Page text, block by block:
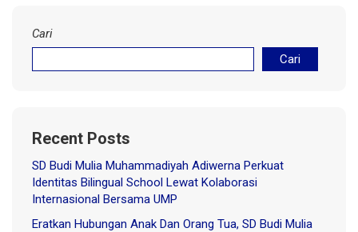
Cari
Cari
Recent Posts
SD Budi Mulia Muhammadiyah Adiwerna Perkuat
Identitas Bilingual School Lewat Kolaborasi
Internasional Bersama UMP
Eratkan Hubungan Anak Dan Orang Tua, SD Budi Mulia